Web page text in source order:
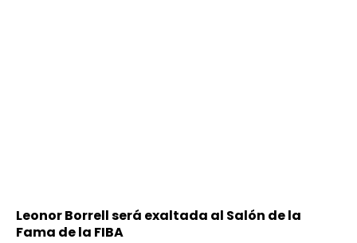
Leonor Borrell será exaltada al Salón de la
Fama de la FIBA